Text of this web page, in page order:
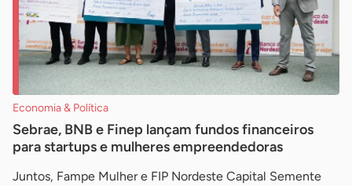
Economia & Política
Sebrae, BNB e Finep lançam fundos financeiros
para startups e mulheres empreendedoras
Juntos, Fampe Mulher e FIP Nordeste Capital Semente